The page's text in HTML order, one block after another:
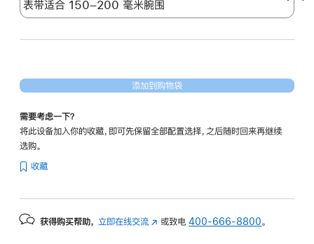
添加到购物袋
需要考虑一下？
将此设备加入你的收藏，即可先保留全部配置选择，之后随时回来再继续
选购。
收藏
获得购买帮助， 立即在线交流 (在 或致电400-666-8800。